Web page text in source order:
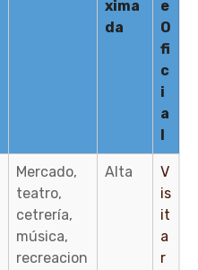
xima
da
e
O
fi
c
i
a
Mercado,
teatro,
cetrería,
música,
recreacion
Alta
V
is
it
a
r